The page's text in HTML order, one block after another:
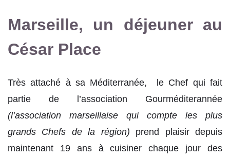
Marseille, un déjeuner au
César Place
Très attaché à sa Méditerranée, le Chef qui fait
partie de l’association Gourméditerannée
(l’association marseillaise qui compte les plus
grands Chefs de la région) prend plaisir depuis
maintenant 19 ans à cuisiner chaque jour des